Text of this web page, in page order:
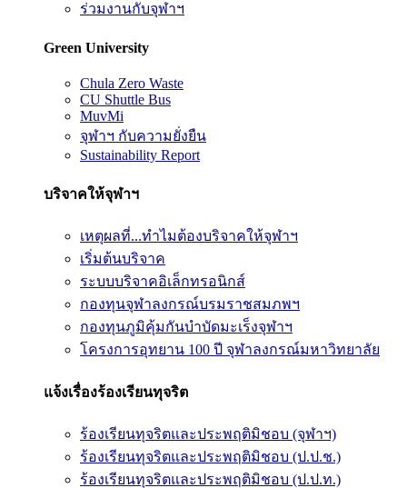
ร่วมงานกับจุฬาฯ
Green University
Chula Zero Waste
CU Shuttle Bus
MuvMi
จุฬาฯ กับความยั่งยืน
Sustainability Report
บริจาคให้จุฬาฯ
เหตุผลที่...ทำไมต้องบริจาคให้จุฬาฯ
เริ่มต้นบริจาค
ระบบบริจาคอิเล็กทรอนิกส์
กองทุนจุฬาลงกรณ์บรมราชสมภพฯ
กองทุนภูมิคุ้มกันบำบัดมะเร็งจุฬาฯ
โครงการอุทยาน 100 ปี จุฬาลงกรณ์มหาวิทยาลัย
แจ้งเรื่องร้องเรียนทุจริต
ร้องเรียนทุจริตและประพฤติมิชอบ (จุฬาฯ)
ร้องเรียนทุจริตและประพฤติมิชอบ (ป.ป.ช.)
ร้องเรียนทุจริตและประพฤติมิชอบ (ป.ป.ท.)